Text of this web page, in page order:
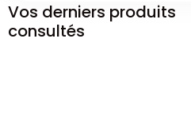
Vos derniers produits
consultés